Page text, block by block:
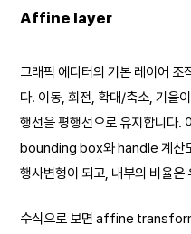
Affine layer
그래픽 에디터의 기본 레이어
다. 이동, 회전, 확대/축소, 기울
행선을 평행선으로 유지합니다.
bounding box와 handle 계산
행사변형이 되고, 내부의 비율은
수식으로 보면 affine